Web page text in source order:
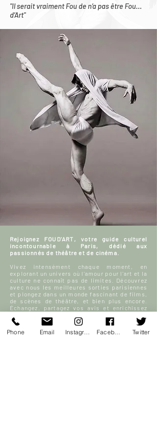
"Il serait vraiment Fou de n’a pas être Fou…
d’Art"
Rejoignez FOUD'ART, votre guide culturel
incontournable à Paris, dédié aux
passionnés de théâtre et de cinéma.
Vivez intensément chaque moment, en
explorant un univers où l'amour pour l'art et la
culture ne connaît pas de limites. Découvrez
avec nous les meilleures sorties parisiennes
et plongez dans un monde fascinant de films,
de scènes de théâtre, et bien plus encore.
Échangez, partagez vos avis et enrichissez
activement à nos discussions sur l’art, le
théâtre et le cinéma.
Phone Email Twitter